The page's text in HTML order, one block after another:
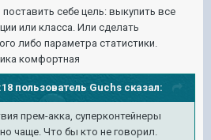
себе цель: выкупить все
или класса. Или сделать
либо параметра статистики.
комфортная
пользователь Guchs сказал:
прем-акка, суперконтейнеры
чаще. Что бы кто не говорил.